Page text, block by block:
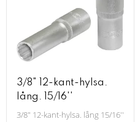
3/8" 12-kant-hylsa.
lång. 15/16''
3/8" 12-kant-hylsa. lång 15/16''